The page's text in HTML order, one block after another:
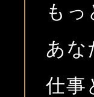
も
あな
仕事